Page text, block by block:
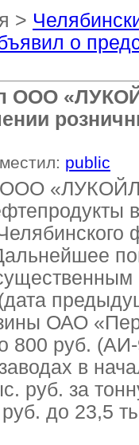
>
о
ООО
public
«ЛУКОЙЛ
ОАО
800 руб.
в
руб. за
до 23,5